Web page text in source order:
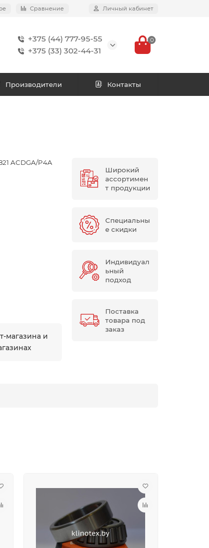
Сравнение Личный кабинет
+375 (44) 777-95-55
+375 (33) 302-44-31
0
Производители Контакты
ACDGA/P4A
магазина и
Широкий
ассортимен
т продукции
Специальны
е скидки
Индивидуал
ьный
подход
Поставка
товара под
заказ